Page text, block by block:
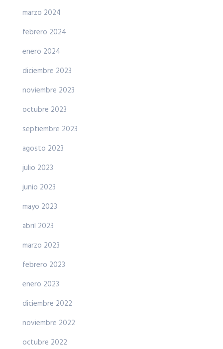
marzo 2024
febrero 2024
enero 2024
diciembre 2023
noviembre 2023
octubre 2023
septiembre 2023
agosto 2023
julio 2023
junio 2023
mayo 2023
abril 2023
marzo 2023
febrero 2023
enero 2023
diciembre 2022
noviembre 2022
octubre 2022